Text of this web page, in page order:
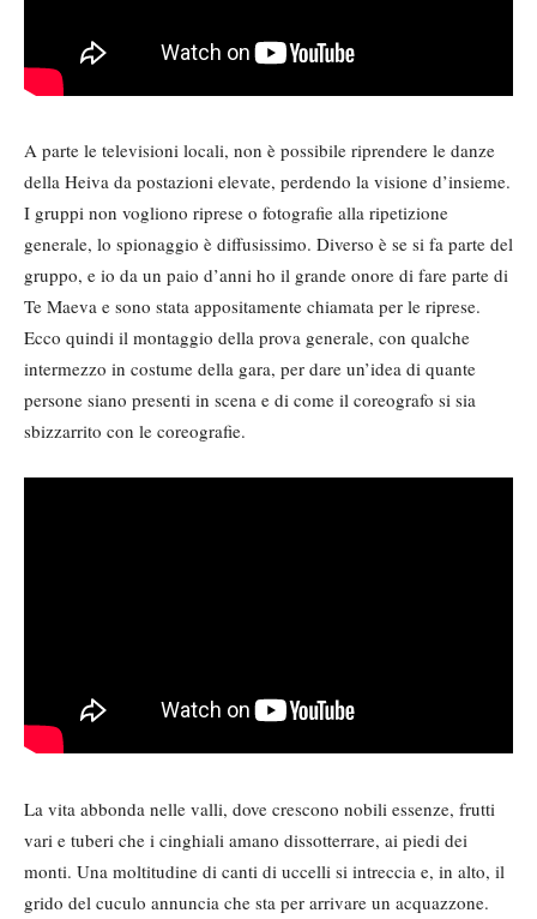
A parte le televisioni locali, non è possibile riprendere le danze
della Heiva da postazioni elevate, perdendo la visione d’insieme.
I gruppi non vogliono riprese o fotografie alla ripetizione
generale, lo spionaggio è diffusissimo. Diverso è se si fa parte del
gruppo, e io da un paio d’anni ho il grande onore di fare parte di
Te Maeva e sono stata appositamente chiamata per le riprese.
Ecco quindi il montaggio della prova generale, con qualche
intermezzo in costume della gara, per dare un’idea di quante
persone siano presenti in scena e di come il coreografo si sia
sbizzarrito con le coreografie.
La vita abbonda nelle valli, dove crescono nobili essenze, frutti
vari e tuberi che i cinghiali amano dissotterrare, ai piedi dei
monti. Una moltitudine di canti di uccelli si intreccia e, in alto, il
grido del cuculo annuncia che sta per arrivare un acquazzone.